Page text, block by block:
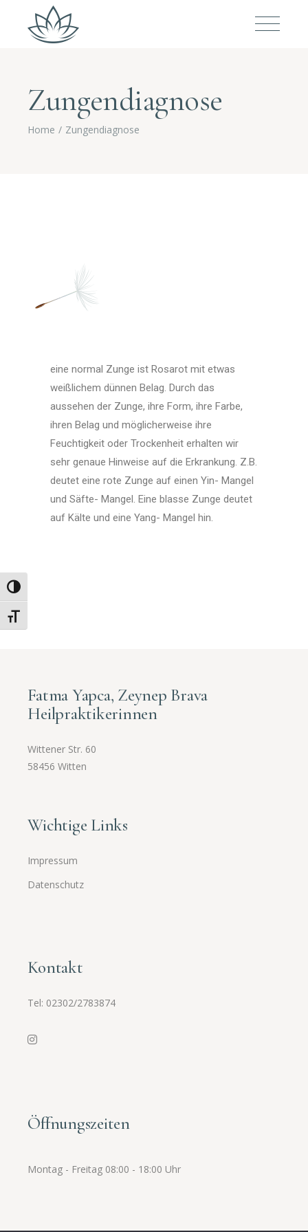
Umschalten auf hohe Kontraste
Schrift vergrößern
Zungendiagnose
Home Zungendiagnose
eine normal Zunge ist Rosarot mit etwas
weißlichem dünnen Belag. Durch das
aussehen der Zunge, ihre Form, ihre Farbe,
ihren Belag und möglicherweise ihre
Feuchtigkeit oder Trockenheit erhalten wir
sehr genaue Hinweise auf die Erkrankung. Z.B.
deutet eine rote Zunge auf einen Yin- Mangel
und Säfte- Mangel. Eine blasse Zunge deutet
auf Kälte und eine Yang- Mangel hin.
Fatma Yapca, Zeynep Brava
Heilpraktikerinnen
Wittener Str. 60
58456 Witten
Wichtige Links
Impressum
Datenschutz
Kontakt
Tel: 02302/2783874
Öffnungszeiten
Montag - Freitag 08:00 - 18:00 Uhr